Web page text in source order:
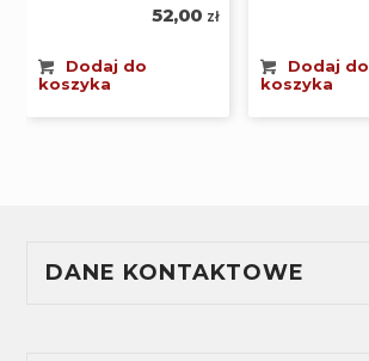
52,00 zł
Dodaj do
koszyka
Dodaj do
koszyka
DANE KONTAKTOWE